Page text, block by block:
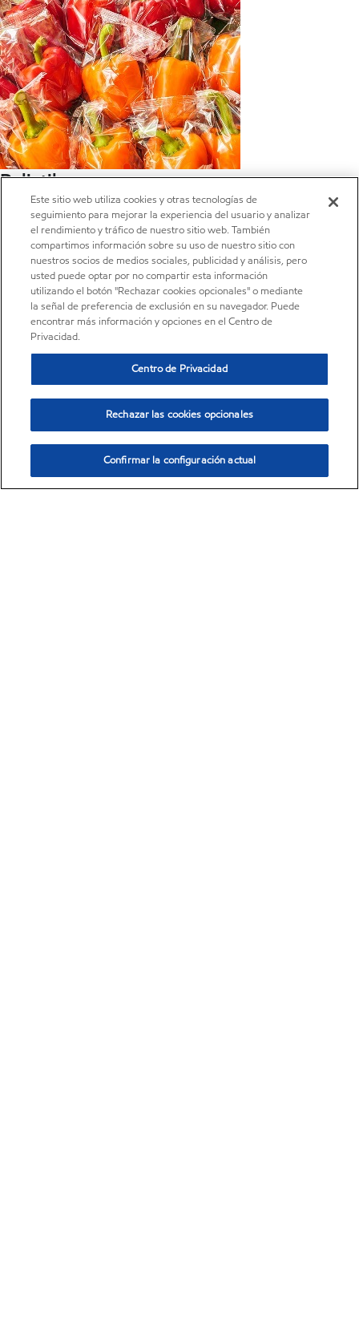
Polietileno
Contribuimos hoy a un rendimiento óptimo para una amplia gama
de aplicaciones en los sectores sanitario y médico, de envasado,
agrícolas, de construcción e industriales.
Leer más
Modificadores de polímeros
Elija los modificadores de polímeros de ExxonMobil para mejorar
Este sitio web utiliza cookies y otras tecnologías de
seguimiento para mejorar la experiencia del usuario y analizar
el rendimiento y tráfico de nuestro sitio web. También
compartimos información sobre su uso de nuestro sitio con
nuestros socios de medios sociales, publicidad y análisis, pero
usted puede optar por no compartir esta información
utilizando el botón "Rechazar cookies opcionales" o mediante
la señal de preferencia de exclusión en su navegador. Puede
encontrar más información y opciones en el Centro de
Privacidad.
Centro de Privacidad
Rechazar las cookies opcionales
Confirmar la configuración actual